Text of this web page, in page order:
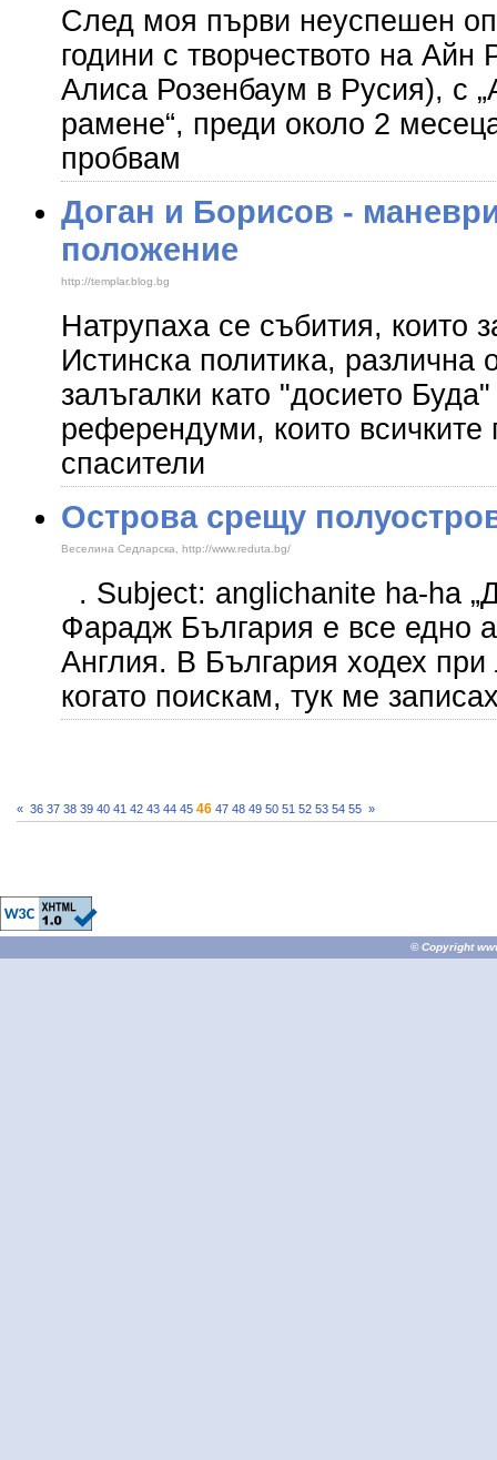
След моя първи неуспешен
години с творчеството на Айн
Алиса Розенбаум в Русия), с
рамене“, преди около 2
пробвам
Доган и Борисов -
положение
http://templar.blog.bg
Натрупаха се събития, които
Истинска политика, различна
залъгалки като "досието
референдуми, които всичките
спасители
Острова срещу
Веселина Седларска, http://www.reduta.bg/
. Subject: anglichanite ha-ha
Фарадж България е все едно
Англия. В България ходех при
когато поискам, тук ме
« 36 37 38 39 40 41 42 43 44 45 46 47 48 49 50 51 52 53 54 55 »
© Copyright